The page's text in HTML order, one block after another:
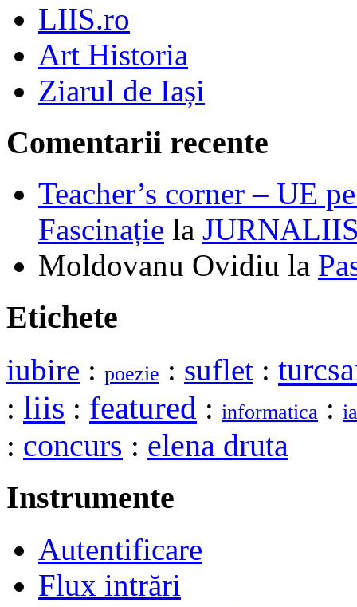
LIIS.ro
Art Historia
Ziarul de Iași
Comentarii recente
Teacher’s corner – UE
Fascinație la
Moldovanu Ovidiu la
Etichete
iubire : poezie : suflet :
: liis : featured : informatica :
: concurs : elena druta
Instrumente
Autentificare
Flux intrări